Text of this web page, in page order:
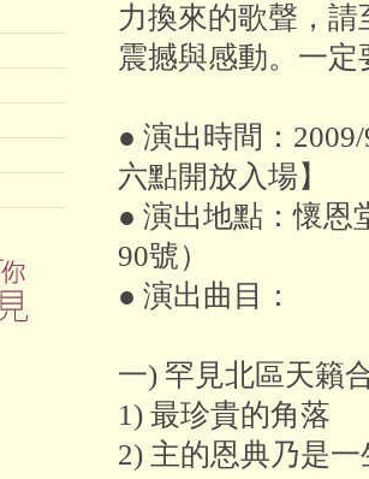
力換來的歌聲，
震撼與感動。一定
● 演出時間：
六點開放入場】
● 演出地點：懷恩
90號）
● 演出曲目：
一) 罕見北區天籟
1) 最珍貴的角落
2) 主的恩典乃是